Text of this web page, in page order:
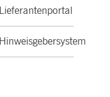
Lieferantenportal
Hinweisgebersystem